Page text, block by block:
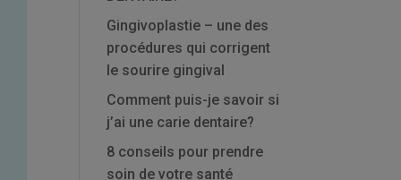
Gingivoplastie – une des
procédures qui corrigent
le sourire gingival
Comment puis-je savoir si
j’ai une carie dentaire?
8 conseils pour prendre
soin de votre santé